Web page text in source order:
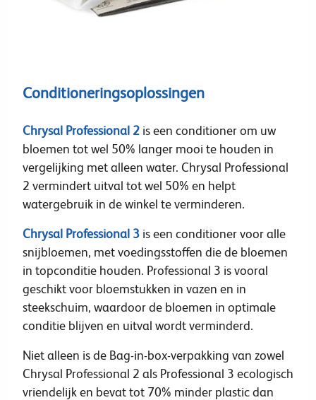
Conditioneringsoplossingen
Chrysal Professional 2 is een conditioner om uw
bloemen tot wel 50% langer mooi te houden in
vergelijking met alleen water. Chrysal Professional
2 vermindert uitval tot wel 50% en helpt
watergebruik in de winkel te verminderen.
Chrysal Professional 3 is een conditioner voor alle
snijbloemen, met voedingsstoffen die de bloemen
in topconditie houden. Professional 3 is vooral
geschikt voor bloemstukken in vazen en in
steekschuim, waardoor de bloemen in optimale
conditie blijven en uitval wordt verminderd.
Niet alleen is de Bag-in-box-verpakking van zowel
Chrysal Professional 2 als Professional 3 ecologisch
vriendelijk en bevat tot 70% minder plastic dan